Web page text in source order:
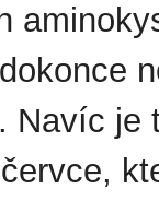
Navíc